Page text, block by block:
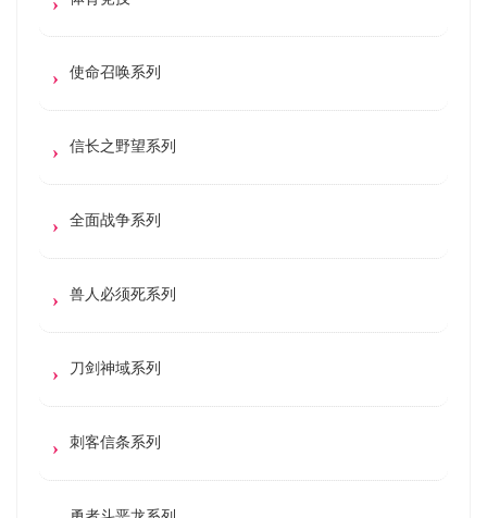
使命召唤系列
信长之野望系列
全面战争系列
兽人必须死系列
刀剑神域系列
刺客信条系列